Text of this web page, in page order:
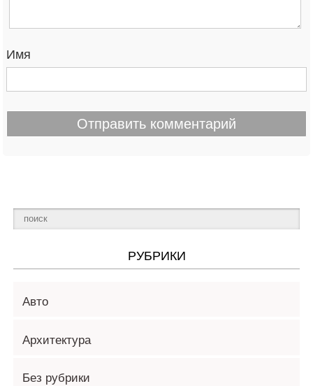
Имя
РУБРИКИ
Авто
Архитектура
Без рубрики